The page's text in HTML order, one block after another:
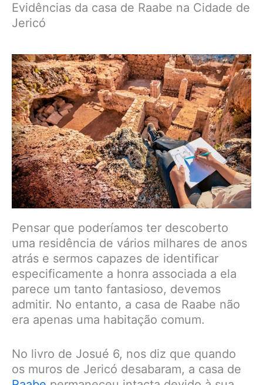
Evidências da casa de Raabe na Cidade de
Jericó
Pensar que poderíamos ter descoberto
uma residência de vários milhares de anos
atrás e sermos capazes de identificar
especificamente a honra associada a ela
parece um tanto fantasioso, devemos
admitir. No entanto, a casa de Raabe não
era apenas uma habitação comum.
No livro de Josué 6, nos diz que quando
os muros de Jericó desabaram, a casa de